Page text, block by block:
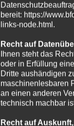
bereit: https://
links-node.html.
Recht auf
Ihnen steht das
oder in Erfüllung
Dritte aushändigen
maschinenlesbaren
an einen anderen
technisch machbar
Recht auf